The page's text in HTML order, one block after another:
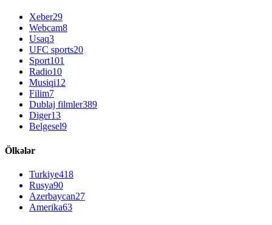
Xeber29
Webcam8
Usaq3
UFC sports20
Sport101
Radio10
Musiqi12
Filim7
Dublaj filmler389
Diger13
Belgesel9
Ölkələr
Turkiye418
Rusya90
Azerbaycan27
Amerika63